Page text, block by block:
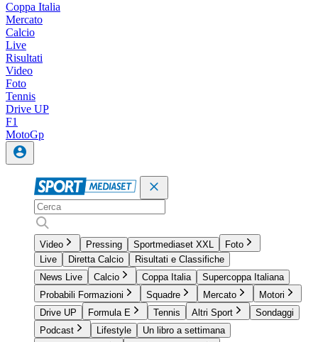
Coppa Italia
Mercato
Calcio
Live
Risultati
Video
Foto
Tennis
Drive UP
F1
MotoGp
Video Pressing Sportmediaset XXL
Foto
Live
Diretta Calcio
Risultati e Classifiche
News Live
Calcio Coppa Italia
Supercoppa Italiana
Probabili Formazioni
Squadre Mercato
Motori
Drive UP
Formula E Tennis Altri Sport
Sondaggi
Podcast
Lifestyle
Un libro a settimana